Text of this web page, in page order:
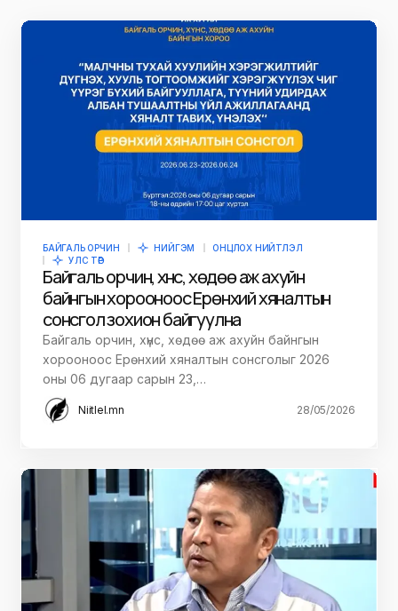
БАЙГАЛЬ ОРЧИН НИЙГЭМ
ОНЦЛОХ НИЙТЛЭЛ
УЛС ТӨР
Байгаль орчин, хүнс, хөдөө аж ахуйн
байнгын хорооноос Ерөнхий хяналтын
сонсгол зохион байгуулна
Байгаль орчин, хүнс, хөдөө аж ахуйн байнгын
хорооноос Ерөнхий хяналтын сонсголыг 2026
оны 06 дугаар сарын 23,…
Niitlel.mn 28/05/2026